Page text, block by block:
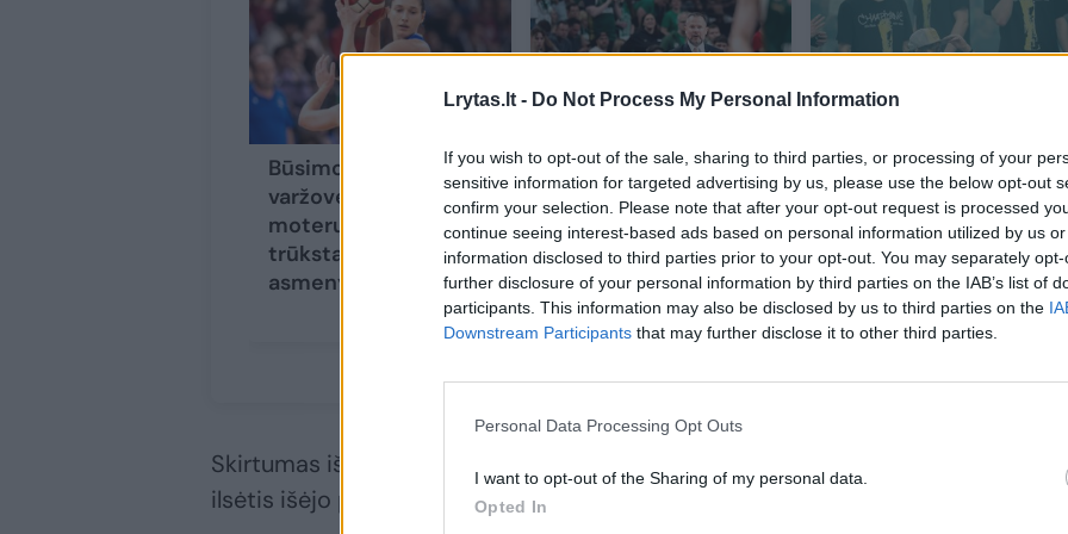
Lrytas.lt - Do Not Process My Personal Information
If you wish to opt-out of the sale, sharing to third parties, or processing of your
sensitive information for targeted advertising by us, please use the below opt-out
confirm your selection. Please note that after your opt-out request is processed
continue seeing interest-based ads based on personal information utilized by us
information disclosed to third parties prior to your opt-out. You may separately
further disclosure of your personal information by third parties on the IAB’s list of
participants. This information may also be disclosed by us to third parties on the
Downstream Participants that may further disclose it to other third parties.
Personal Data Processing Opt Outs
I want to opt-out of the Sharing of my personal data.
Opted In
Būsimos lietuvių
varžovės: Italijos
moterų krepšiniui
trūksta ryškių
asmenybių
Apie ateitį Vilniuje
paklaustas G.
Žibėnas: „Šiandien
privalome išvykti
aukštai iškelta galva“
(2)
Į vilniečių pašaipas
sureagavęs A.
Trinchieri: „Tu nežaidi
gerai ar blogai finale
– tu laimi finalą“(2)
Skirtumas išliko panašus, o žaidimą kontroliavusi Italijos rinktinė komandoms
ilsėtis išėjo pirmaudama 34:23.